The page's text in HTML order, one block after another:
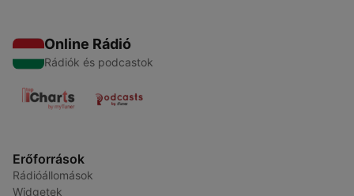
Online Rádió
Rádiók és podcastok
Erőforrások
Rádióállomások
Widgetek